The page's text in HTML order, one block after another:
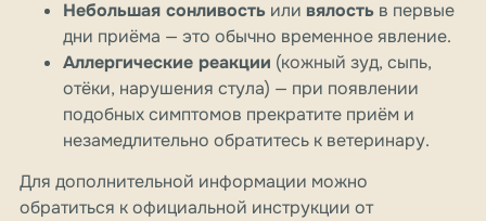
Небольшая сонливость или вялость в первые
дни приёма — это обычно временное явление.
Аллергические реакции (кожный зуд, сыпь,
отёки, нарушения стула) — при появлении
подобных симптомов прекратите приём и
незамедлительно обратитесь к ветеринару.
Для дополнительной информации можно
обратиться к официальной инструкции от